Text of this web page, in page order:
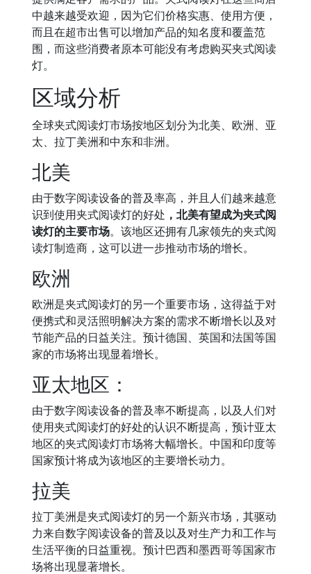
中越来越受欢迎，因为它们价格实惠、使用方便，
而且在超市出售可以增加产品的知名度和覆盖范
围，而这些消费者原本可能没有考虑购买夹式阅读
灯。
区域分析
全球夹式阅读灯市场按地区划分为北美、欧洲、亚
太、拉丁美洲和中东和非洲。
北美
由于数字阅读设备的普及率高，并且人们越来越意
识到使用夹式阅读灯的好处 ，北美有望成为夹式阅
读灯的主要市场。该地区还拥有几家领先的夹式阅
读灯制造商，这可以进一步推动市场的增长。
欧洲
欧洲是夹式阅读灯的另一个重要市场，这得益于对
便携式和灵活照明解决方案的需求不断增长以及对
节能产品的日益关注。预计德国、英国和法国等国
家的市场将出现显着增长。
亚太地区：
由于数字阅读设备的普及率不断提高，以及人们对
使用夹式阅读灯的好处的认识不断提高，预计亚太
地区的夹式阅读灯市场将大幅增长。中国和印度等
国家预计将成为该地区的主要增长动力。
拉美
拉丁美洲是夹式阅读灯的另一个新兴市场，其驱动
力来自数字阅读设备的普及以及对生产力和工作与
生活平衡的日益重视。预计巴西和墨西哥等国家市
场将出现显著增长。